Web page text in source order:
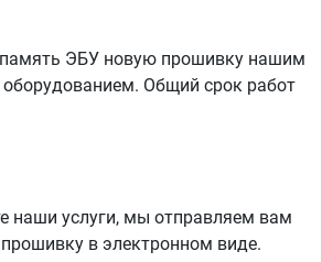
ЭБУ новую прошивку нашим
Общий срок работ
наши услуги, мы отправляем вам
в электронном виде.